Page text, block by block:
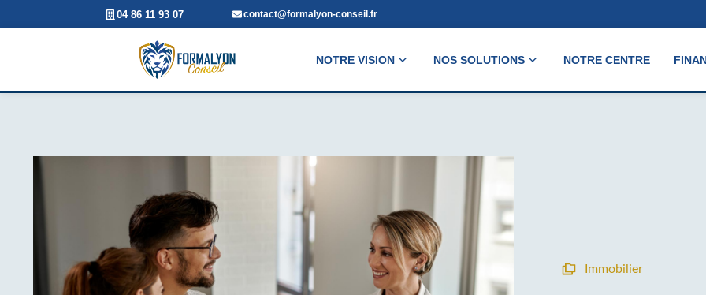
04 86 11 93 07 contact@formalyon-conseil.fr
NOTRE VISION NOS SOLUTIONS NOTRE CENTRE
Immobilier